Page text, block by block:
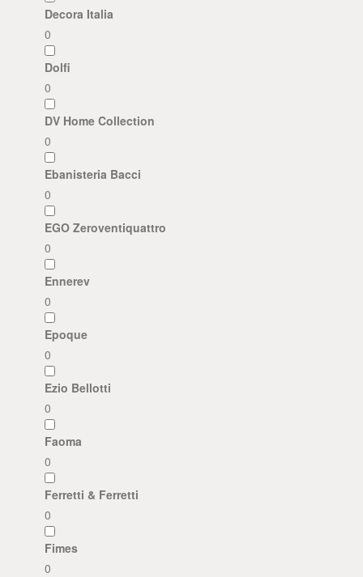
Decora Italia
0
Dolfi
0
DV Home Collection
0
Ebanisteria Bacci
0
EGO Zeroventiquattro
0
Ennerev
0
Epoque
0
Ezio Bellotti
0
Faoma
0
Ferretti & Ferretti
0
Fimes
0